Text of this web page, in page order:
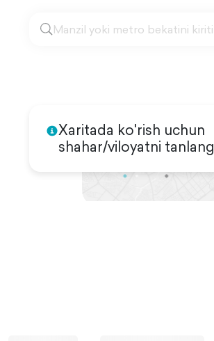
Xaritada ko'rish uchun
shahar/viloyatni tanlang